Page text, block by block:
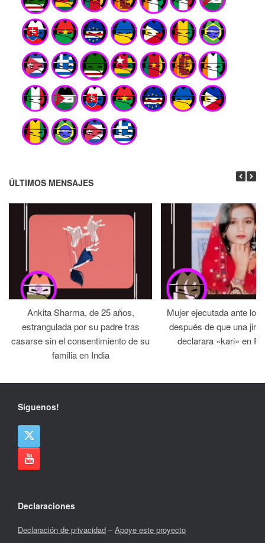
ÚLTIMOS MENSAJES
Ankita Sharma, de 25 años,
estrangulada por su padre tras
casarse sin el consentimiento de su
familia en India
Mujer ejecutada ante los
después de que una
declarara «kari» en
Síguenos!
Declaraciones
Declaración de privacidad –Apoye este proyecto